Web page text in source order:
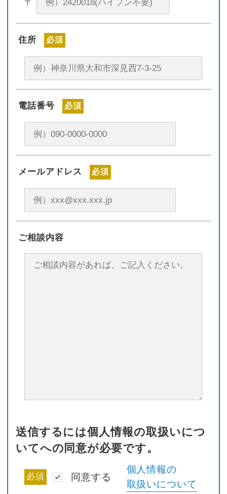
住所 必須
電話番号 必須
メールアドレス 必須
ご相談内容
送信するには個人情報の取扱いにつ
いてへの同意が必要です。
必須 同意する
個人情報の
取扱いについて